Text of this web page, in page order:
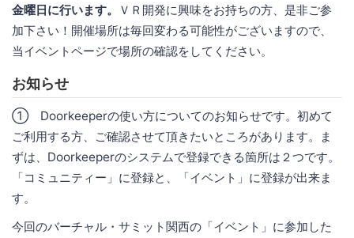
金曜日に行います。
ＶＲ開発に興味をお持ちの方、是非ご参
加下さい！開催場所は毎回変わる可能性がございますので、
当イベントページで場所の確認をしてください。
お知らせ
① Doorkeeperの使い方についてのお知らせです。初めて
ご利用する方、ご確認させて頂きたいところがあります。ま
ずは、Doorkeeperのシステムで登録できる箇所は２つです。
「コミュニティー」に登録と、「イベント」に登録が出来ま
す。
今回のバーチャル・サミット関西の「イベント」に参加した